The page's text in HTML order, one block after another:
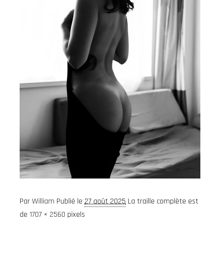
ParWilliam Publié le 27 août 2025 La traille complète est
de 1707 × 2560 pixels